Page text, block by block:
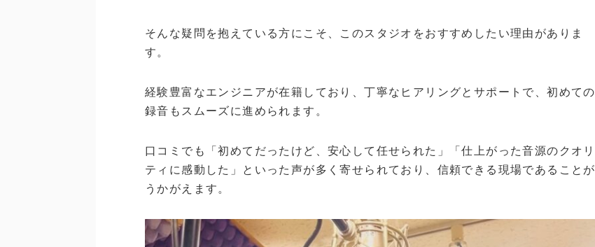
そんな疑問を抱えている方にこそ、このスタジオをおすすめしたい理由がありま
す。
経験豊富なエンジニアが在籍しており、丁寧なヒアリングとサポートで、初めての
録音もスムーズに進められます。
口コミでも「初めてだったけど、安心して任せられた」「仕上がった音源のクオリ
ティに感動した」といった声が多く寄せられており、信頼できる現場であることが
うかがえます。